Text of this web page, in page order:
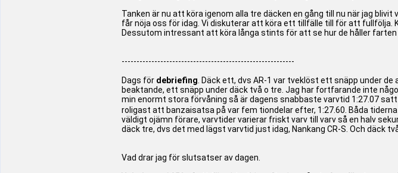
Tanken är nu att köra igenom alla tre däcken en gång till nu när jag
får nöja oss för idag. Vi diskuterar att köra ett tillfälle till för att fullfölja.
Dessutom intressant att köra långa stints för att se hur de håller farten
----------------------------------------------------------
Dags för debriefing . Däck ett, dvs AR-1 var tveklöst ett snäpp under
beaktande, ett snäpp under däck två o tre. Jag har fortfarande inte
min enormt stora förvåning så är dagens snabbaste varvtid 1:27.07
roligast att banzaisatsa på var fem tiondelar efter, 1:27.60. Båda
väldigt ojämn förare, varvtider varierar friskt varv till varv så en halv
däck tre, dvs det med lägst varvtid just idag, Nankang CR-S. Och däck
Vad drar jag för slutsatser av dagen.